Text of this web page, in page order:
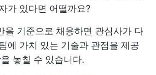
가 있다면 어떨까요?
을 기준으로 채용하면 관심사가 다
에 가치 있는 기술과 관점을 제공
놓칠 수 있습니다.